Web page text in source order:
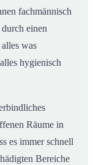
fachmännisch
einen
was
hygienisch
Räume in
es immer schnell
Bereiche